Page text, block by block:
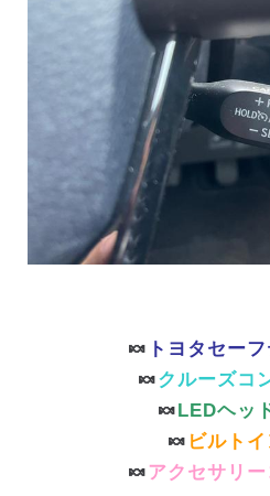
🍬 トヨタセー
🍬クルーズコ
🍬 LEDヘッ
🍬 ビルト
🍬アクセサリ